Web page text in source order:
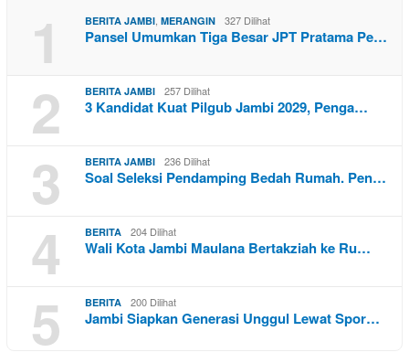
1 BERITA JAMBI, MERANGIN 327 Dilihat
Pansel Umumkan Tiga Besar JPT Pratama Pe…
2 BERITA JAMBI 257 Dilihat
3 Kandidat Kuat Pilgub Jambi 2029, Penga…
3 BERITA JAMBI 236 Dilihat
Soal Seleksi Pendamping Bedah Rumah. Pen…
4 BERITA 204 Dilihat
Wali Kota Jambi Maulana Bertakziah ke Ru…
5 BERITA 200 Dilihat
Jambi Siapkan Generasi Unggul Lewat Spor…